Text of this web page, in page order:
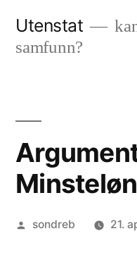
Utenstat
samfunn?
Publisert
sondreb 21.